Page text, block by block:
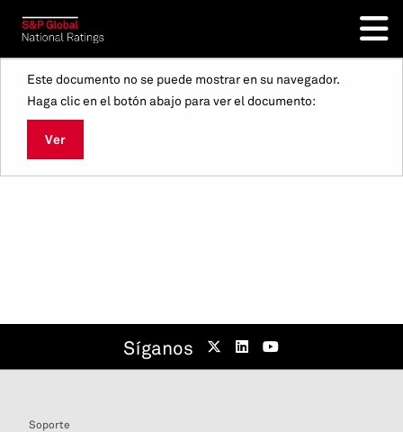
Este documento no se puede mostrar en su navegador.
Haga clic en el botón abajo para ver el documento:
Ver
Síganos
Soporte